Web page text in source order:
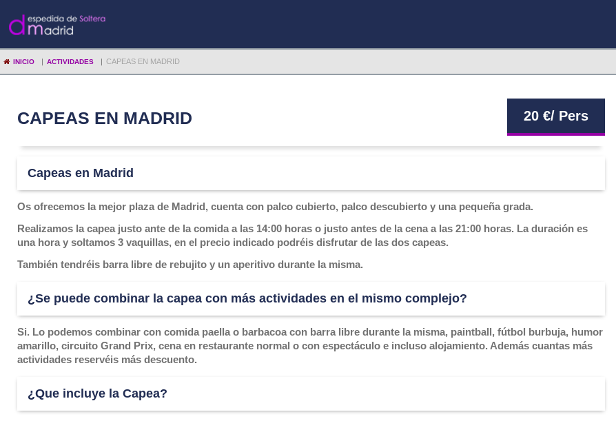
INICIO | ACTIVIDADES | CAPEAS EN MADRID
20€/ Pers
CAPEAS EN MADRID
Capeas en Madrid
Os ofrecemos la mejor plaza de Madrid, cuenta con palco cubierto, palco descubierto y una pequeña grada.
Realizamos la capea justo ante de la comida a las 14:00 horas o justo antes de la cena a las 21:00 horas. La duración es
una hora y soltamos 3 vaquillas, en el precio indicado podréis disfrutar de las dos capeas.
También tendréis barra libre de rebujito y un aperitivo durante la misma.
¿Se puede combinar la capea con más actividades en el mismo complejo?
Si. Lo podemos combinar con comida paella o barbacoa con barra libre durante la misma, paintball, fútbol burbuja, humor
amarillo, circuito Grand Prix, cena en restaurante normal o con espectáculo e incluso alojamiento. Además cuantas más
actividades reservéis más descuento.
¿Que incluye la Capea?